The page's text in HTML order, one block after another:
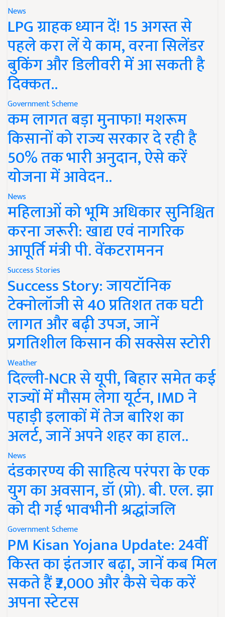
News
LPG ग्राहक ध्यान दें! 15 अगस्त से
पहले करा लें ये काम, वरना सिलेंडर
बुकिंग और डिलीवरी में आ सकती है
दिक्कत..
Government Scheme
कम लागत बड़ा मुनाफा! मशरूम
किसानों को राज्य सरकार दे रही है
50% तक भारी अनुदान, ऐसे करें
योजना में आवेदन..
News
महिलाओं को भूमि अधिकार सुनिश्चित
करना जरूरी: खाद्य एवं नागरिक
आपूर्ति मंत्री पी. वेंकटरामनन
Success Stories
Success Story: जायटॉनिक
टेक्नोलॉजी से 40 प्रतिशत तक घटी
लागत और बढ़ी उपज, जानें
प्रगतिशील किसान की सक्सेस स्टोरी
Weather
दिल्ली-NCR से यूपी, बिहार समेत कई
राज्यों में मौसम लेगा यूर्टन, IMD ने
पहाड़ी इलाकों में तेज बारिश का
अलर्ट, जानें अपने शहर का हाल..
News
दंडकारण्य की साहित्य परंपरा के एक
युग का अवसान, डॉ (प्रो). बी. एल. झा
को दी गई भावभीनी श्रद्धांजलि
Government Scheme
PM Kisan Yojana Update: 24वीं
किस्त का इंतजार बढ़ा, जानें कब मिल
सकते हैं ₹2,000 और कैसे चेक करें
अपना स्टेटस